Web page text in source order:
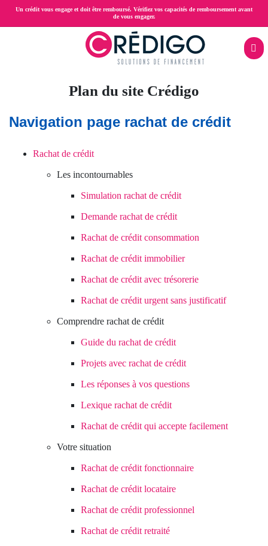
Aller
Un crédit vous engage et doit être remboursé. Vérifiez vos capacités de remboursement avant
de vous engager.
Plan du site Crédigo
Navigation page rachat de crédit
Rachat de crédit
Les incontournables
Simulation rachat de crédit
Demande rachat de crédit
Rachat de crédit consommation
Rachat de crédit immobilier
Rachat de crédit avec trésorerie
Rachat de crédit urgent sans justificatif
Comprendre rachat de crédit
Guide du rachat de crédit
Projets avec rachat de crédit
Les réponses à vos questions
Lexique rachat de crédit
Rachat de crédit qui accepte facilement
Votre situation
Rachat de crédit fonctionnaire
Rachat de crédit locataire
Rachat de crédit professionnel
Rachat de crédit retraité
consommation